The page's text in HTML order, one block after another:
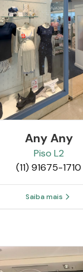
Any Any
Piso L2
(11) 91675-1710
Saiba mais